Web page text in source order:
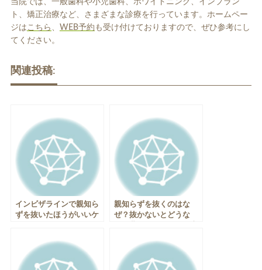
当院では、一般歯科や小児歯科、ホワイトニング、インプラン
ト、矯正治療など、さまざまな診療を行っています。 ホームペー
ジはこちら 、 WEB予約 も受け付けておりますので、ぜひ参考にし
てください。
関連投稿:
インビザラインで親知ら
ずを抜いたほうがいいケ
親知らずを抜くのはな
ぜ？抜かないとどうな